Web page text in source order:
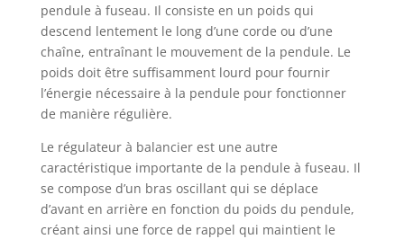
pendule à fuseau. Il consiste en un poids qui
descend lentement le long d’une corde ou d’une
chaîne, entraînant le mouvement de la pendule. Le
poids doit être suffisamment lourd pour fournir
l’énergie nécessaire à la pendule pour fonctionner
de manière régulière.
Le régulateur à balancier est une autre
caractéristique importante de la pendule à fuseau. Il
se compose d’un bras oscillant qui se déplace
d’avant en arrière en fonction du poids du pendule,
créant ainsi une force de rappel qui maintient le